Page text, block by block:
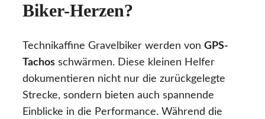
Biker-Herzen?
Technikaffine Gravelbiker werden von GPS-
Tachos schwärmen. Diese kleinen Helfer
dokumentieren nicht nur die zurückgelegte
Strecke, sondern bieten auch spannende
Einblicke in die Performance. Während die